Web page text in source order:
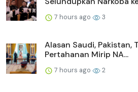
7 hours ago 3
Alasan Saudi, Pakistan,
Pertahanan Mirip NA...
7 hours ago 2